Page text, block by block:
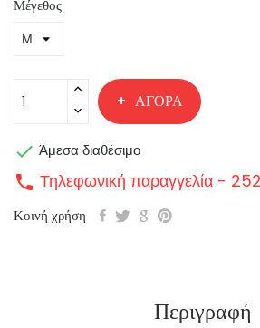
Μέγεθος
ΑΓΟΡΆ
 Άμεσα διαθέσιμο
call Τηλεφωνική παραγγελία -
Κοινή χρήση
Περιγραφή